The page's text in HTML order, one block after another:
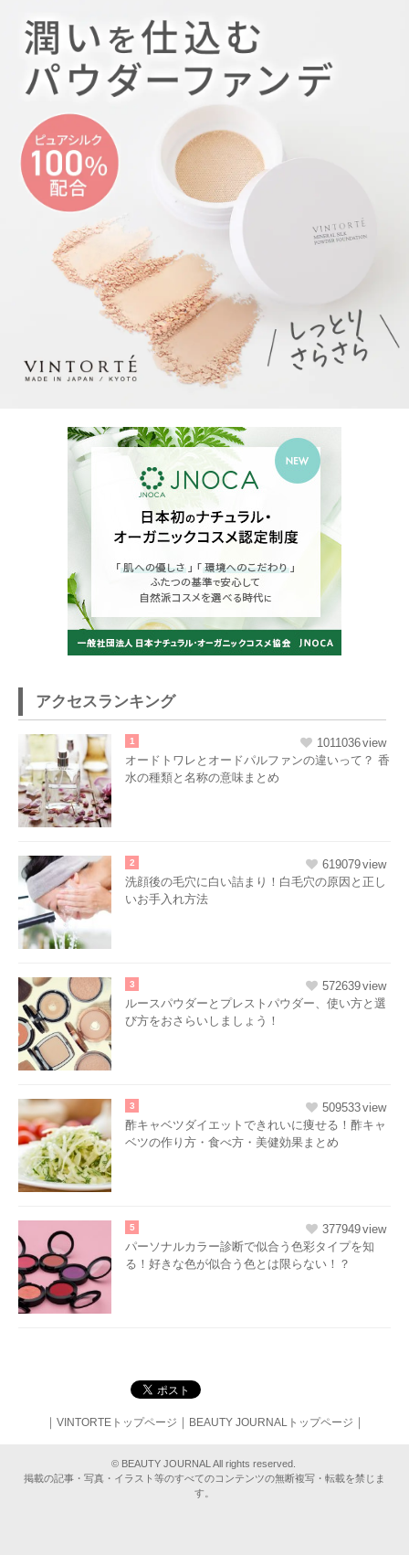
アクセスランキング
1
1011036
オードトワレとオードパルファンの違いって？ 香
水の種類と名称の意味まとめ
2
619079
洗顔後の毛穴に白い詰まり！白毛穴の原因と正し
いお手入れ方法
3
572639
ルースパウダーとプレストパウダー、使い方と選
び方をおさらいしましょう！
3
509533
酢キャベツダイエットできれいに痩せる！酢キャ
ベツの作り方・食べ方・美健効果まとめ
5
377949
パーソナルカラー診断で似合う色彩タイプを知
る！好きな色が似合う色とは限らない！？
｜ VINTORTEトップページ ｜ BEAUTY JOURNALトップページ ｜
© BEAUTY JOURNAL All rights reserved.
掲載の記事・写真・イラスト等のすべてのコンテンツの無断複写・転載を禁じま
す。